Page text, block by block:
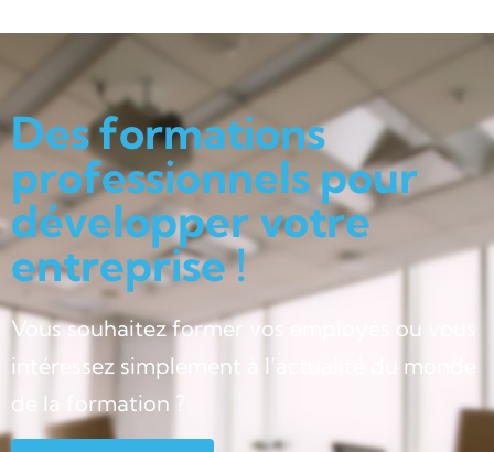
Des formations
professionnels pour
développer votre
entreprise !
Vous souhaitez former vos employés ou vous
intéressez simplement à l’actualité du monde
de la formation ?